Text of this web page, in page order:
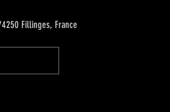
Fillinges, France